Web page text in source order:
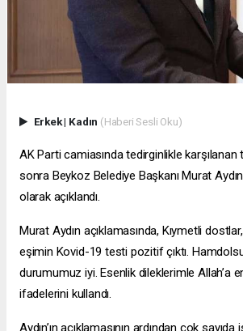
Erkek| Kadın (Haberi Sesli Oku)
AK Parti camiasında tedirginlikle
sonra Beykoz Belediye Başkanı Murat
olarak açıklandı.
Murat Aydın açıklamasında, Kıymetli
eşimin Kovid-19 testi pozitif çıktı.
durumumuz iyi. Esenlik dileklerimle Allah’a
ifadelerini kullandı.
Aydın’ın açıklamasının ardından çok